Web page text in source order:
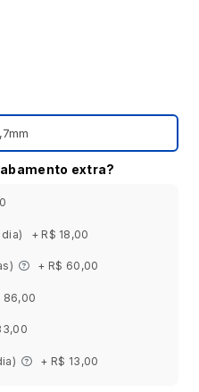
extra?
dia) + R$ 18,00
+ R$ 60,00
86,00
+ R$ 13,00